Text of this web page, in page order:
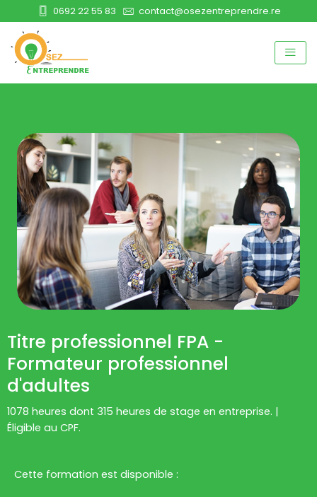
0692 22 55 83 contact@osezentreprendre.re
Titre professionnel FPA -
Formateur professionnel
d'adultes
1078 heures dont 315 heures de stage en entreprise. |
Éligible au CPF.
Cette formation est disponible :